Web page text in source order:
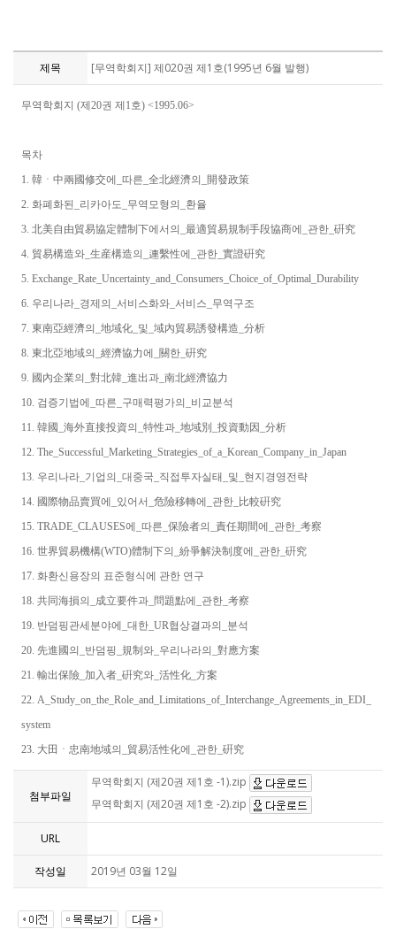
제목 [무역학회지] 제020권 제1호(1995년 6월 발행)
무역학회지 (제20권 제1호) <1995.06>
목차
1. 韓ㆍ中兩國修交에_따른_全北經濟의_開發政策
2. 화폐화된_리카아도_무역모형의_환율
3. 北美自由貿易協定體制下에서의_最適貿易規制手段協商에_관한_硏究
4. 貿易構造와_生産構造의_連繫性에_관한_實證硏究
5. Exchange_Rate_Uncertainty_and_Consumers_Choice_of_Optimal_Durability
6. 우리나라_경제의_서비스화와_서비스_무역구조
7. 東南亞經濟의_地域化_및_域內貿易誘發構造_分析
8. 東北亞地域의_經濟協力에_關한_硏究
9. 國內企業의_對北韓_進出과_南北經濟協力
10. 검증기법에_따른_구매력평가의_비교분석
11. 韓國_海外直接投資의_特性과_地域別_投資動因_分析
12. The_Successful_Marketing_Strategies_of_a_Korean_Company_in_Japan
13. 우리나라_기업의_대중국_직접투자실태_및_현지경영전략
14. 國際物品賣買에_있어서_危險移轉에_관한_比較硏究
15. TRADE_CLAUSES에_따른_保險者의_責任期間에_관한_考察
16. 世界貿易機構(WTO)體制下의_紛爭解決制度에_관한_硏究
17. 화환신용장의 표준형식에 관한 연구
18. 共同海損의_成立要件과_問題點에_관한_考察
19. 반덤핑관세분야에_대한_UR협상결과의_분석
20. 先進國의_반덤핑_規制와_우리나라의_對應方案
21. 輸出保險_加入者_硏究와_活性化_方案
22. A_Study_on_the_Role_and_Limitations_of_Interchange_Agreements_in_EDI_
system
23. 大田ㆍ忠南地域의_貿易活性化에_관한_硏究
첨부파일
무역학회지 (제20권 제1호 -1).zip
무역학회지 (제20권 제1호 -2).zip
URL
작성일 2019년 03월 12일